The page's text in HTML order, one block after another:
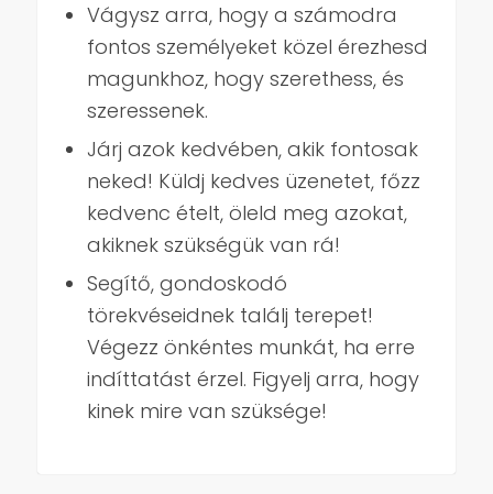
Vágysz arra, hogy a számodra
fontos személyeket közel érezhesd
magunkhoz, hogy szerethess, és
szeressenek.
Járj azok kedvében, akik fontosak
neked! Küldj kedves üzenetet, főzz
kedvenc ételt, öleld meg azokat,
akiknek szükségük van rá!
Segítő, gondoskodó
törekvéseidnek találj terepet!
Végezz önkéntes munkát, ha erre
indíttatást érzel. Figyelj arra, hogy
kinek mire van szüksége!